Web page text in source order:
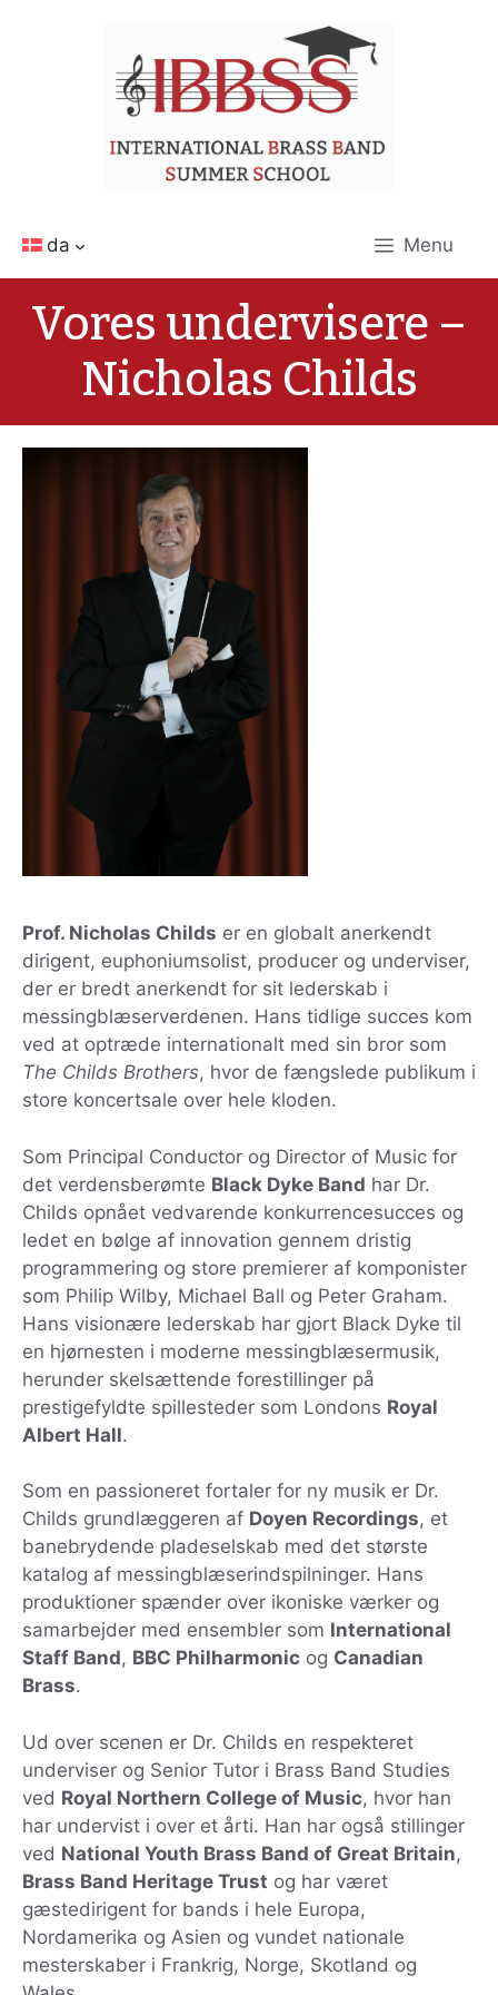
da Menu
Vores undervisere –
Nicholas Childs
Prof. Nicholas Childs er en globalt anerkendt
dirigent, euphoniumsolist, producer og underviser,
der er bredt anerkendt for sit lederskab i
messingblæserverdenen. Hans tidlige succes kom
ved at optræde internationalt med sin bror som
The Childs Brothers, hvor de fængslede publikum i
store koncertsale over hele kloden.
Som Principal Conductor og Director of Music for
det verdensberømte Black Dyke Band har Dr.
Childs opnået vedvarende konkurrencesucces og
ledet en bølge af innovation gennem dristig
programmering og store premierer af komponister
som Philip Wilby, Michael Ball og Peter Graham.
Hans visionære lederskab har gjort Black Dyke til
en hjørnesten i moderne messingblæsermusik,
herunder skelsættende forestillinger på
prestigefyldte spillesteder som Londons Royal
Albert Hall.
Som en passioneret fortaler for ny musik er Dr.
Childs grundlæggeren af Doyen Recordings, et
banebrydende pladeselskab med det største
katalog af messingblæserindspilninger. Hans
produktioner spænder over ikoniske værker og
samarbejder med ensembler som International
Staff Band, BBC Philharmonic og Canadian
Brass.
Ud over scenen er Dr. Childs en respekteret
underviser og Senior Tutor i Brass Band Studies
ved Royal Northern College of Music, hvor han
har undervist i over et årti. Han har også stillinger
ved National Youth Brass Band of Great Britain,
Brass Band Heritage Trust og har været
gæstedirigent for bands i hele Europa,
Nordamerika og Asien og vundet nationale
mesterskaber i Frankrig, Norge, Skotland og